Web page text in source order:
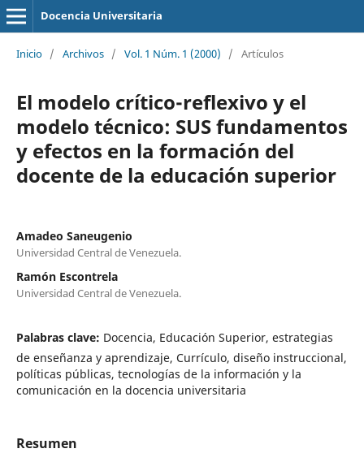
Docencia Universitaria
Inicio / Archivos / Vol. 1 Núm. 1 (2000) / Artículos
El modelo crítico-reflexivo y el
modelo técnico: SUS fundamentos
y efectos en la formación del
docente de la educación superior
Amadeo Saneugenio
Universidad Central de Venezuela.
Ramón Escontrela
Universidad Central de Venezuela.
Palabras clave: Docencia, Educación Superior, estrategias
de enseñanza y aprendizaje, Currículo, diseño instruccional,
políticas públicas, tecnologías de la información y la
comunicación en la docencia universitaria
Resumen